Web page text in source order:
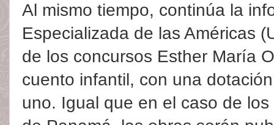
Al mismo tiempo, continúa la
Especializada de las Américas
de los concursos Esther María
cuento infantil, con una
uno. Igual que en el caso de